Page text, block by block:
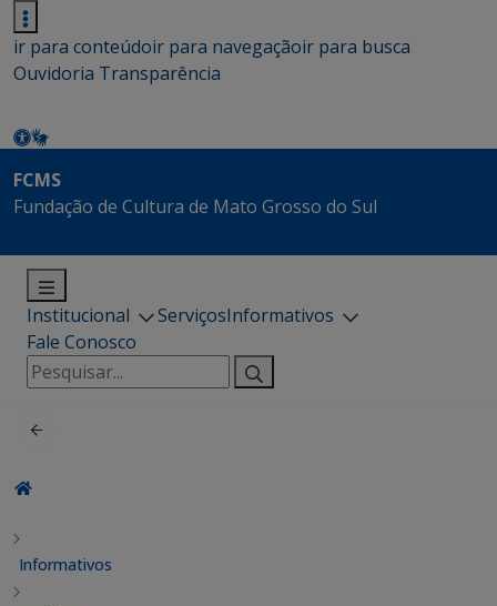
ir para conteúdoir para navegaçãoir para busca
Ouvidoria Transparência
FCMS
Fundação de Cultura de Mato Grosso do Sul
Institucional ServiçosInformativos
Fale Conosco
Pesquisar
por:
Informativos